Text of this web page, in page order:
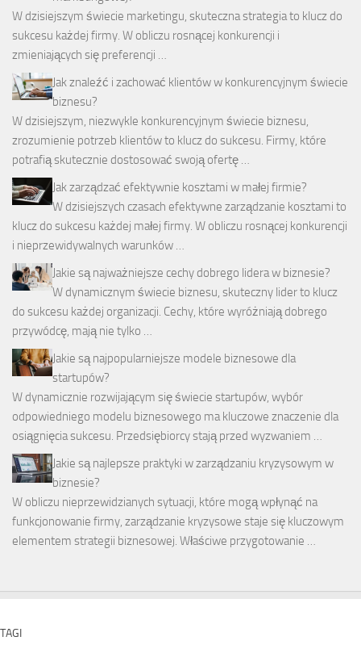
W dzisiejszym świecie marketingu, skuteczna strategia to klucz do
sukcesu każdej firmy. W obliczu rosnącej konkurencji i
zmieniających się preferencji …
Jak znaleźć i zachować klientów w konkurencyjnym świecie
biznesu?
W dzisiejszym, niezwykle konkurencyjnym świecie biznesu,
zrozumienie potrzeb klientów to klucz do sukcesu. Firmy, które
potrafią skutecznie dostosować swoją ofertę …
Jak zarządzać efektywnie kosztami w małej firmie?
W dzisiejszych czasach efektywne zarządzanie kosztami to
klucz do sukcesu każdej małej firmy. W obliczu rosnącej konkurencji
i nieprzewidywalnych warunków …
Jakie są najważniejsze cechy dobrego lidera w biznesie?
W dynamicznym świecie biznesu, skuteczny lider to klucz
do sukcesu każdej organizacji. Cechy, które wyróżniają dobrego
przywódcę, mają nie tylko …
Jakie są najpopularniejsze modele biznesowe dla
startupów?
W dynamicznie rozwijającym się świecie startupów, wybór
odpowiedniego modelu biznesowego ma kluczowe znaczenie dla
osiągnięcia sukcesu. Przedsiębiorcy stają przed wyzwaniem …
Jakie są najlepsze praktyki w zarządzaniu kryzysowym w
biznesie?
W obliczu nieprzewidzianych sytuacji, które mogą wpłynąć na
funkcjonowanie firmy, zarządzanie kryzysowe staje się kluczowym
elementem strategii biznesowej. Właściwe przygotowanie …
TAGI